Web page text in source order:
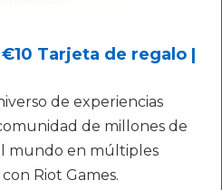
Tarjeta de regalo |
de experiencias
de millones de
mundo en múltiples
Riot Games.